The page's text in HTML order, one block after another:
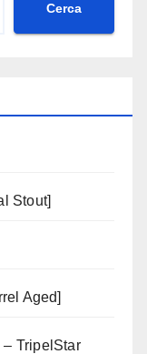
Cerca
Stout]
Aged]
– TripelStar